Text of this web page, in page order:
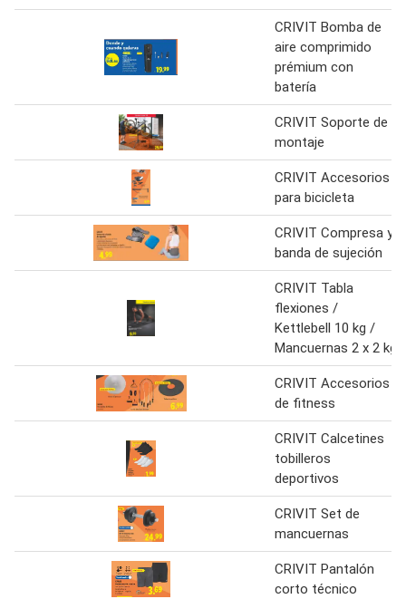
CRIVIT Bomba de
aire comprimido
prémium con
batería
CRIVIT Soporte de
montaje
CRIVIT Accesorios
para bicicleta
CRIVIT Compresa y
banda de sujeción
CRIVIT Tabla
flexiones /
Kettlebell 10 kg /
Mancuernas 2 x 2 kg
CRIVIT Accesorios
de fitness
CRIVIT Calcetines
tobilleros
deportivos
CRIVIT Set de
mancuernas
CRIVIT Pantalón
corto técnico